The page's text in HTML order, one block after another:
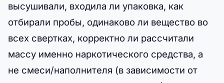
высушивали, входила ли упаковка, как
отбирали пробы, одинаково ли вещество во
всех свертках, корректно ли рассчитали
массу именно наркотического средства, а
не смеси/наполнителя (в зависимости от